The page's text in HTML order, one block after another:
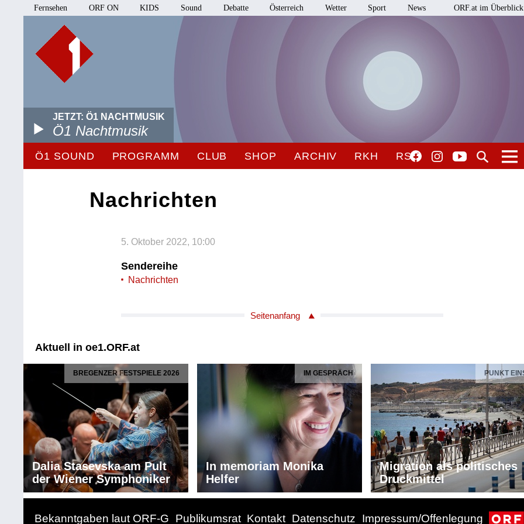
Fernsehen ORF ON KIDS Sound Debatte Österreich Wetter Sport News ORF.at im Überblick
JETZT: Ö1 NACHTMUSIK
Ö1 Nachtmusik
Ö1 SOUND PROGRAMM CLUB SHOP ARCHIV RKH RSO
Nachrichten
5. Oktober 2022, 10:00
Sendereihe
Nachrichten
Seitenanfang
Aktuell in oe1.ORF.at
BREGENZER FESTSPIELE 2026
Dalia Stasevska am Pult
der Wiener Symphoniker
IM GESPRÄCH
In memoriam Monika
Helfer
PUNKT
Migration als politisches
Druckmittel
Bekanntgaben laut ORF-G Publikumsrat Kontakt Datenschutz Impressum/Offenlegung